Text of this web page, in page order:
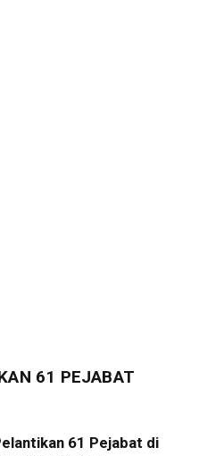
61 PEJABAT
61 Pejabat di